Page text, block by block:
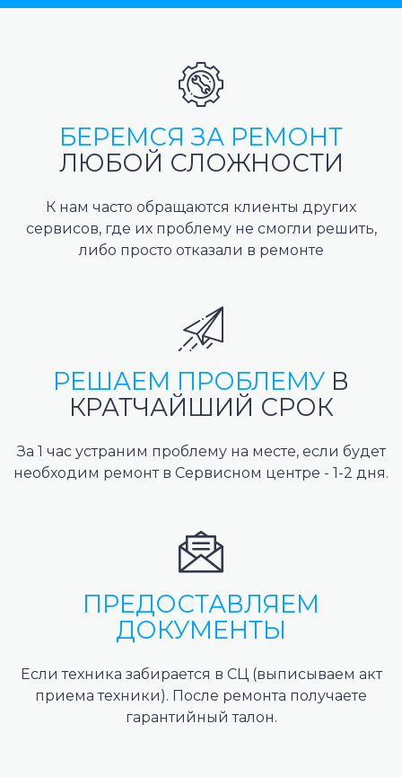
БЕРЕМСЯ ЗА РЕМОНТ
ЛЮБОЙ СЛОЖНОСТИ
К нам часто обращаются клиенты других
сервисов, где их проблему не смогли решить,
либо просто отказали в ремонте
РЕШАЕМ ПРОБЛЕМУ В
КРАТЧАЙШИЙ СРОК
За 1 час устраним проблему на месте, если будет
необходим ремонт в Сервисном центре - 1-2 дня.
ПРЕДОСТАВЛЯЕМ
ДОКУМЕНТЫ
Если техника забирается в СЦ (выписываем акт
приема техники). После ремонта получаете
гарантийный талон.